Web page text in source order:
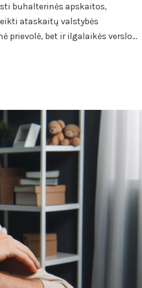
buhalterinės apskaitos,
ataskaitų valstybės
prievolė, bet ir ilgalaikės verslo…